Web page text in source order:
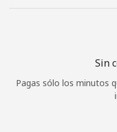
Sin
Pagas sólo los minutos